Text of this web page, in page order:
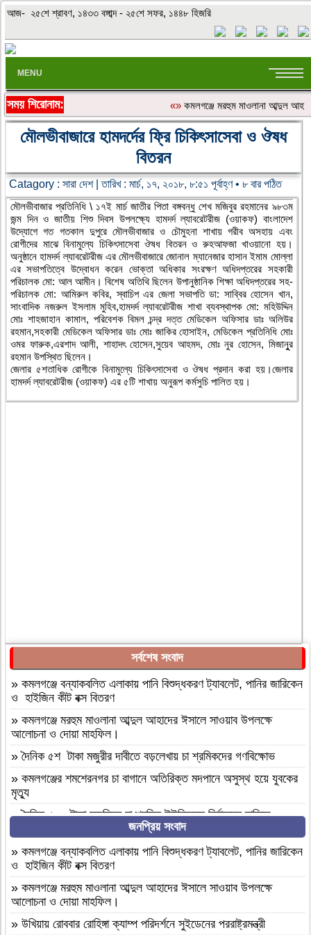
আজ- ২৫শে শ্রাবণ, ১৪৩৩ বঙ্গাব্দ - ২৫শে সফর, ১৪৪৮ হিজরি
MENU
সময় শিরোনাম: «»কমলগঞ্জে মরহুম মাওলানা আব্দুল
মৌলভীবাজারে হামদর্দের ফ্রি চিকিৎসাসেবা ও ঔষধ
বিতরন
Catagory : সারা দেশ| তারিখ : মার্চ, ১৭, ২০১৮, ৮:৫১ পূর্বাহ্ণ • ৮ বার পঠিত
মৌলভীবাজার প্রতিনিধি \ ১৭ই মার্চ জাতীর পিতা বঙ্গবন্ধু শেখ মজিবুর রহমানের ৯৮৩ম
জন্ম দিন ও জাতীয় শিশু দিবস উপলক্ষ্যে হামদর্দ ল্যাবরেটরীজ (ওয়াকফ) বাংলাদেশ
উদ্যোগে গত গতকাল দুপুরে মৌলভীবাজার ও চৌমুহনা শাখায় গরীব অসহায় এবং
রোগীদের মাঝে বিনামুল্যে চিকিৎসাসেবা ঔষধ বিতরন ও রুহআফজা খাওয়ানো হয়।
অনুষ্ঠানে হামদর্দ ল্যাবরেটরীজ এর মৌলভীবাজারে জোনাল ম্যানেজার হাসান ইমাম মোল্লা
এর সভাপতিত্বে উদ্বোধন করেন ভোক্তা অধিকার সংরক্ষণ অধিদপ্তরের সহকারী
পরিচালক মো: আল আমীন। বিশেষ অতিথি ছিলেন উপানুষ্ঠানিক শিক্ষা অধিদপ্তরের সহ-
পরিচালক মো: আমিরুল কবির, স্বাচিপ এর জেলা সভাপতি ডা: সাব্বির হোসেন খান,
সাংবাদিক নজরুল ইসলাম মুহিব,হামদর্দ ল্যাবরেটরীজ শাখা ব্যবস্থাপক মো: মহিউদ্দিন
মোঃ শাহজাহান কামাল, পরিবেশক বিমল চন্দ্র দত্ত মেডিকেল অফিসার ডাঃ অলিউর
রহমান,সহকারী মেডিকেল অফিসার ডাঃ মোঃ জাকির হোসাইন, মেডিকেল প্রতিনিধি মোঃ
ওমর ফারুক,এরশাদ আলী, শাহাদৎ হোসেন,সুয়েব আহমদ, মোঃ নুর হোসেন, মিজানুুর
রহমান উপস্থিত ছিলেন।
জেলার ৫শতাধিক রোগীকে বিনামুল্যে চিকিৎসাসেবা ও ঔষধ প্রদান করা হয়।জেলার
হামদর্দ ল্যাবরেটরীজ (ওয়াকফ) এর ৫টি শাখায় অনুরূপ কর্মসুচি পালিত হয়।
সর্বশেষ সংবাদ
» কমলগঞ্জে বন্যাকবলিত এলাকায় পানি বিশুদ্ধকরণ ট্যাবলেট, পানির জারিকেন
ও হাইজিন কীট বক্স বিতরণ
» কমলগঞ্জে মরহুম মাওলানা আব্দুল আহাদের ঈসালে সাওয়াব উপলক্ষে
আলোচনা ও দোয়া মাহফিল।
»দৈনিক ৫শ টাকা মজুরীর দাবীতে বড়লেখায় চা শ্রমিকদের গণবিক্ষোভ
» কমলগঞ্জের শমশেরনগর চা বাগানে অতিরিক্ত মদপানে অসুস্থ হয়ে যুবকের
মৃত্যু
»দৈনিক ৫০০ টাকা মজুরিসহ চা শ্রমিক ইউনিয়নের নির্বাচনের দাবিতে
কমলগঞ্জে চা-শ্রমিকদের মানববন্ধন
» এআই দিয়ে এমপি নাসের রহমানের অশ্লীল ভিডিও ছড়ানোর অভিযোগে
সাভার থেকে আসামি গ্রেপ্তার
» বগুড়া আদমদীঘি ১শ পিস ট্যাপেন্টাডলসহ একজন গ্রেফতার
»বগুড়া আদমদীঘি’র ছাতিয়ানগ্রামে সাংসদ মহিত তালুকদার-কে সংবর্ধনা
প্রদান
জনপ্রিয় সংবাদ
» কমলগঞ্জে বন্যাকবলিত এলাকায় পানি বিশুদ্ধকরণ ট্যাবলেট, পানির জারিকেন
ও হাইজিন কীট বক্স বিতরণ
» কমলগঞ্জে মরহুম মাওলানা আব্দুল আহাদের ঈসালে সাওয়াব উপলক্ষে
আলোচনা ও দোয়া মাহফিল।
» উখিয়ায় রোববার রোহিঙ্গা ক্যাম্প পরিদর্শনে সুইডেনের পররাষ্ট্রমন্ত্রী